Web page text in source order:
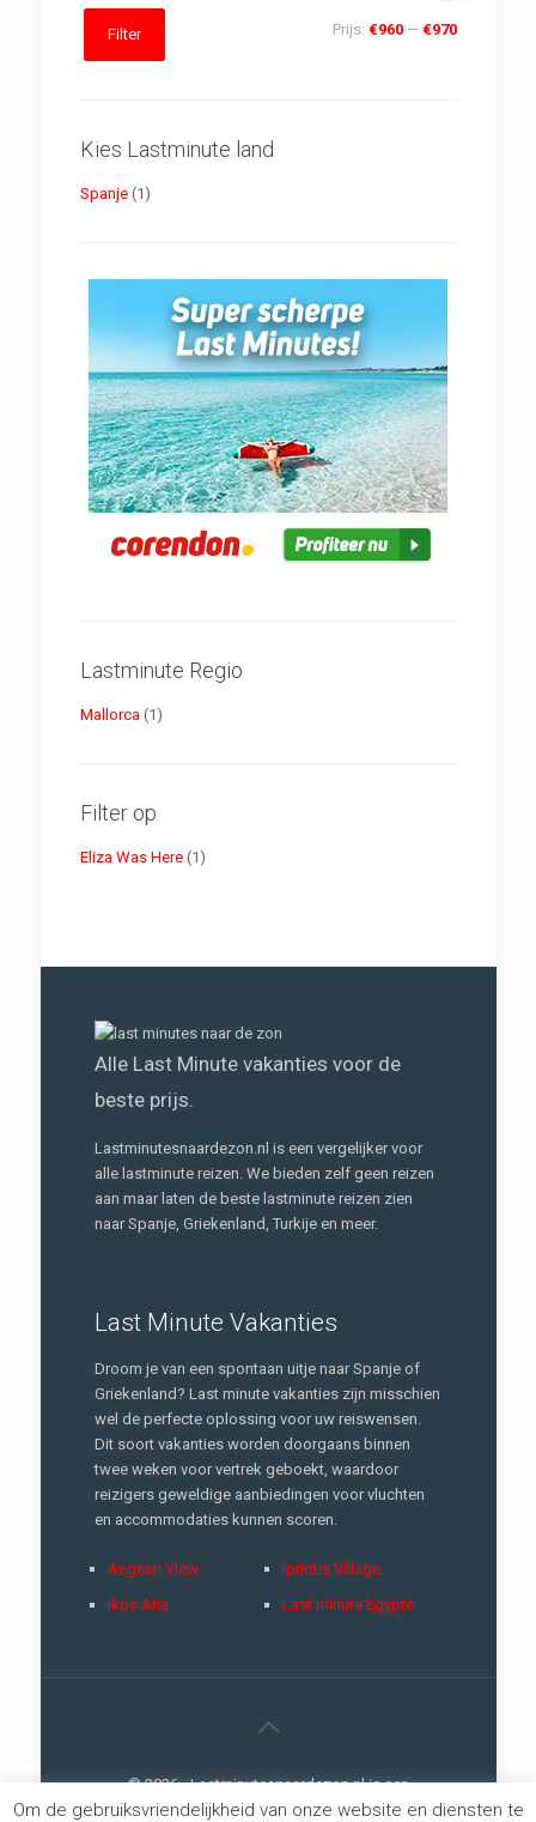
Min.
prijs
Max.
prijsFilter Prijs: €960— €970
Kies Lastminute land
Spanje (1)
Lastminute Regio
Mallorca (1)
Filter op
Eliza Was Here (1)
Alle Last Minute vakanties voor de
beste prijs.
Lastminutesnaardezon.nl is een vergelijker voor
alle lastminute reizen. We bieden zelf geen reizen
aan maar laten de beste lastminute reizen zien
naar Spanje, Griekenland, Turkije en meer.
Last Minute Vakanties
Droom je van een spontaan uitje naar Spanje of
Griekenland? Last minute vakanties zijn misschien
wel de perfecte oplossing voor uw reiswensen.
Dit soort vakanties worden doorgaans binnen
twee weken voor vertrek geboekt, waardoor
reizigers geweldige aanbiedingen voor vluchten
en accommodaties kunnen scoren.
Aegean View
Ikos Aria
Ipriotis Village
Last minute Egypte
© 2026 - Lastminutesnaardezon.nl is een
://creativemarketingconcept |Privacy
Om de gebruiksvriendelijkheid van onze website en diensten te